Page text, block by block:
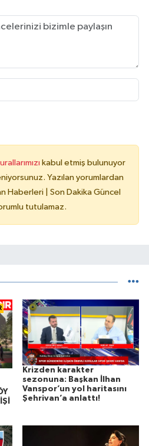
kabul etmiş bulunuyor
Yazılan yorumlardan
Haberleri | Son Dakika Güncel
tutulamaz.
Krizden karakter
sezonuna: Başkan İlhan
Vanspor’un yol haritasını
Şehrivan’a anlattı!